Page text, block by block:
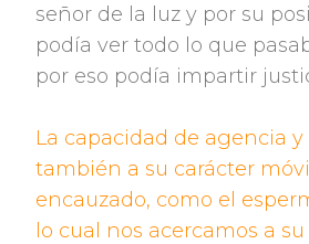
señor de la luz y por su
podía ver todo lo que
por eso podía impartir
La capacidad de agencia
también a su carácter
encauzado, como el
lo cual nos acercamos a su